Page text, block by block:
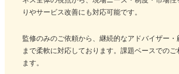
りやサービス改善にも対応可能です。
監修のみのご依頼から、継続的なアドバイザー
まで柔軟に対応しております。課題ベースでのご
ます。